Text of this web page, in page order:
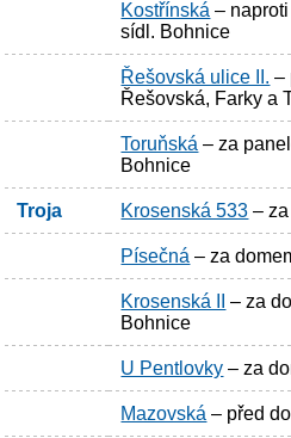
Kostřínská –
sídl. Bohnice
Řešovská ulice II. –
Řešovská, Farky a
Toruňská – za
Bohnice
Troja Krosenská 533 –
Písečná – za
Krosenská II
– za
Bohnice
U Pentlovky – za
Mazovská – před